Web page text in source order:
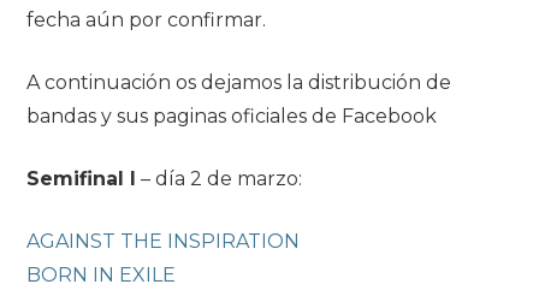
fecha aún por confirmar.
A continuación os dejamos la distribución de
bandas y sus paginas oficiales de Facebook
Semifinal I – día 2 de marzo:
AGAINST THE INSPIRATION
BORN IN EXILE